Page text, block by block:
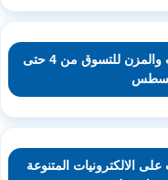
عروض القوت هايبر ماركت والمزن للتسوق من 4 حتى
الالكترونيات المتنوعة